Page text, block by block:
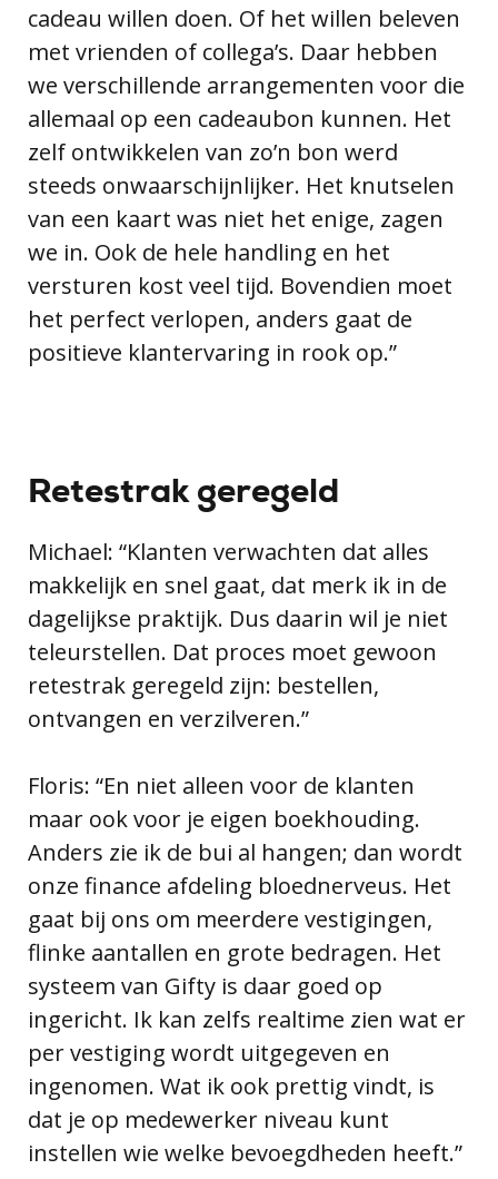
cadeau willen doen. Of het willen beleven
met vrienden of collega’s. Daar hebben
we verschillende arrangementen voor die
allemaal op een cadeaubon kunnen. Het
zelf ontwikkelen van zo’n bon werd
steeds onwaarschijnlijker. Het knutselen
van een kaart was niet het enige, zagen
we in. Ook de hele handling en het
versturen kost veel tijd. Bovendien moet
het perfect verlopen, anders gaat de
positieve klantervaring in rook op.”
Retestrak geregeld
Michael: “Klanten verwachten dat alles
makkelijk en snel gaat, dat merk ik in de
dagelijkse praktijk. Dus daarin wil je niet
teleurstellen. Dat proces moet gewoon
retestrak geregeld zijn: bestellen,
ontvangen en verzilveren.”
Floris: “En niet alleen voor de klanten
maar ook voor je eigen boekhouding.
Anders zie ik de bui al hangen; dan wordt
onze finance afdeling bloednerveus. Het
gaat bij ons om meerdere vestigingen,
flinke aantallen en grote bedragen. Het
systeem van Gifty is daar goed op
ingericht. Ik kan zelfs realtime zien wat er
per vestiging wordt uitgegeven en
ingenomen. Wat ik ook prettig vindt, is
dat je op medewerker niveau kunt
instellen wie welke bevoegdheden heeft.”